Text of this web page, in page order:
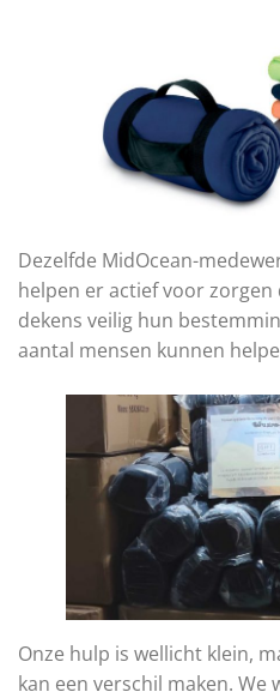
Dezelfde MidOcean-
helpen er actief voor
dekens veilig hun
aantal mensen kunnen
Onze hulp is wellicht klein,
kan een verschil maken. We